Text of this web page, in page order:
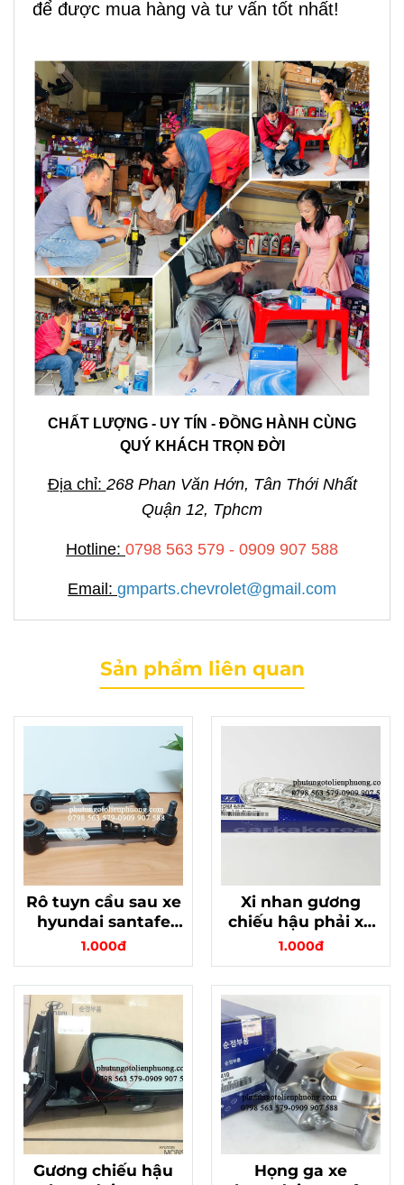
để được mua hàng và tư vấn tốt nhất!
CHẤT LƯỢNG - UY TÍN - ĐỒNG HÀNH CÙNG
QUÝ KHÁCH TRỌN ĐỜI
Địa chỉ: 268 Phan Văn Hớn, Tân Thới Nhất
Quận 12, Tphcm
Hotline: 0798 563 579 - 0909 907 588
Email: gmparts.chevrolet@gmail.com
Sản phẩm liên quan
Rô tuyn cầu sau xe
hyundai santafe
xịn
1.000đ
Xi nhan gương
chiếu hậu phải xe
huyndai santafe,
1.000đ
Gương chiếu hậu
Họng ga xe